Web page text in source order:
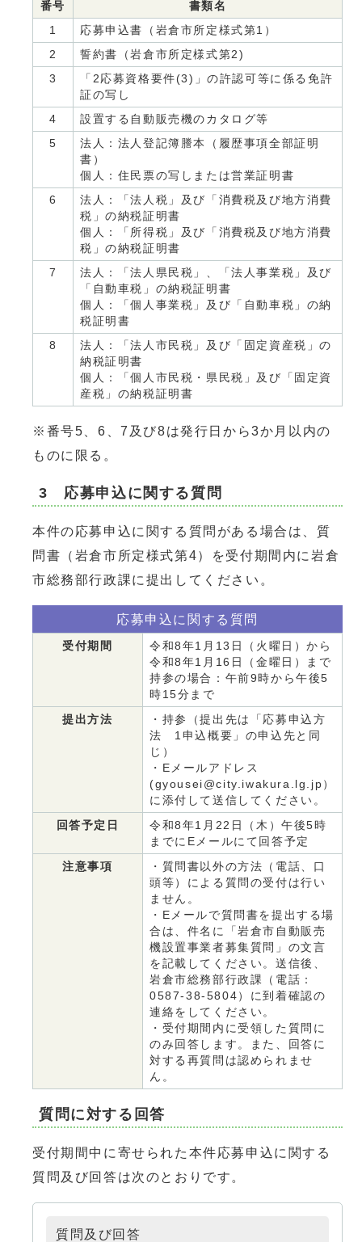
番号
書類名
1
応募申込書（岩倉市所定様式第1）
2
誓約書（岩倉市所定様式第2)
3
「2応募資格要件(3)」の許認可等に係る免許
証の写し
4
設置する自動販売機のカタログ等
5
法人：法人登記簿謄本（履歴事項全部証明
書）
個人：住民票の写しまたは営業証明書
6
法人：「法人税」及び「消費税及び地方消費
税」の納税証明書
個人：「所得税」及び「消費税及び地方消費
税」の納税証明書
7
法人：「法人県民税」、「法人事業税」及び
「自動車税」の納税証明書
個人：「個人事業税」及び「自動車税」の納
税証明書
8
法人：「法人市民税」及び「固定資産税」の
納税証明書
個人：「個人市民税・県民税」及び「固定資
産税」の納税証明書
※番号5、6、7及び8は発行日から3か月以内の
ものに限る。
3 応募申込に関する質問
本件の応募申込に関する質問がある場合は、質
問書（岩倉市所定様式第4）を受付期間内に岩倉
市総務部行政課に提出してください。
応募申込に関する質問
受付期間
令和8年1月13日（火曜日）から
令和8年1月16日（金曜日）まで
持参の場合：午前9時から午後5
時15分まで
提出方法
・持参（提出先は「応募申込方
法 1申込概要」の申込先と同
じ）
・Eメールアドレス
(gyousei@city.iwakura.lg.jp）
に添付して送信してください。
回答予定日
令和8年1月22日（木）午後5時
までにEメールにて回答予定
注意事項
・質問書以外の方法（電話、口
頭等）による質問の受付は行い
ません。
・Eメールで質問書を提出する場
合は、件名に「岩倉市自動販売
機設置事業者募集質問」の文言
を記載してください。送信後、
岩倉市総務部行政課（電話：
0587-38-5804）に到着確認の
連絡をしてください。
・受付期間内に受領した質問に
のみ回答します。また、回答に
対する再質問は認められませ
ん。
質問に対する回答
受付期間中に寄せられた本件応募申込に関する
質問及び回答は次のとおりです。
質問及び回答